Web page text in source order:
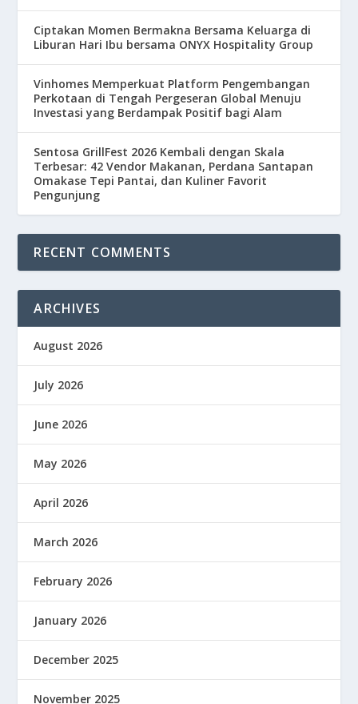
Ciptakan Momen Bermakna Bersama Keluarga di
Liburan Hari Ibu bersama ONYX Hospitality Group
Vinhomes Memperkuat Platform Pengembangan
Perkotaan di Tengah Pergeseran Global Menuju
Investasi yang Berdampak Positif bagi Alam
Sentosa GrillFest 2026 Kembali dengan Skala
Terbesar: 42 Vendor Makanan, Perdana Santapan
Omakase Tepi Pantai, dan Kuliner Favorit
Pengunjung
RECENT COMMENTS
ARCHIVES
August 2026
July 2026
June 2026
May 2026
April 2026
March 2026
February 2026
January 2026
December 2025
November 2025